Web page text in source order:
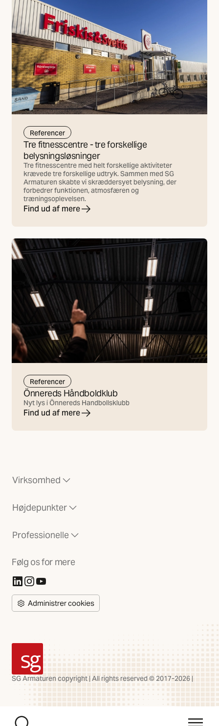
Referencer
Tre fitnesscentre - tre forskellige
belysningsløsninger
Tre fitnesscentre med helt forskellige aktiviteter
krævede tre forskellige udtryk. Sammen med SG
Armaturen skabte vi skræddersyet belysning, der
forbedrer funktionen, atmosfæren og
træningsoplevelsen.
Find ud af mere
Referencer
Önnereds Håndboldklub
Nyt lys i Önnereds Handbollsklubb
Find ud af mere
Virksomhed
Højdepunkter
Professionelle
Følg os for mere
(Åbner i ny fane)
(Åbner i ny fane)
(Åbner i ny fane)
Administrer cookies
SG Armaturen
SG Armaturen copyright | All rights reserved © 2017-2026 |